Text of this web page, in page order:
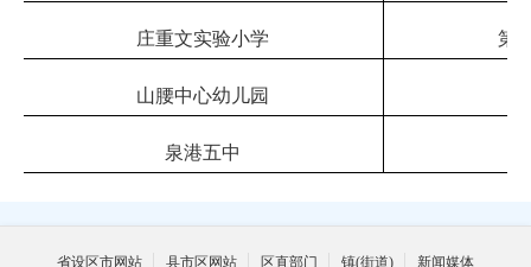
庄重文实验小学 第
山腰中心幼儿园
泉港五中
省设区市网站 县市区网站 区直部门 镇(街道) 新闻媒体